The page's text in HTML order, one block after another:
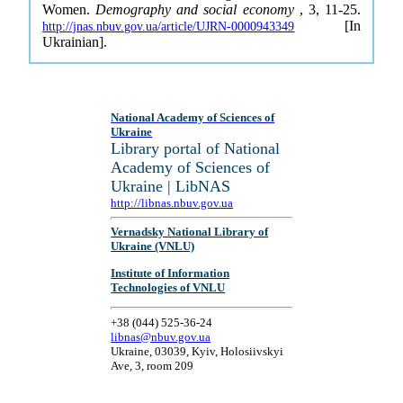
Women. Demography and social economy , 3, 11-25.
http://jnas.nbuv.gov.ua/article/UJRN-0000943349 [In
Ukrainian].
National Academy of Sciences of
Ukraine
Library portal of National
Academy of Sciences of
Ukraine | LibNAS
http://libnas.nbuv.gov.ua
Vernadsky National Library of
Ukraine (VNLU)
Institute of Information
Technologies of VNLU
+38 (044) 525-36-24
libnas@nbuv.gov.ua
Ukraine, 03039, Kyiv, Holosiivskyi
Ave, 3, room 209